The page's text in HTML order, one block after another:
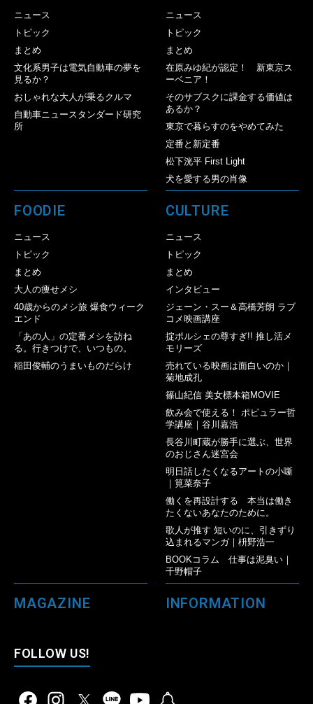
ニュース
トピック
まとめ
文化系男子は電気自動車の夢を
見るか？
おしゃれな大人が乗るクルマ
自動車ニュースタンダード研究
所
ニュース
トピック
まとめ
在原みゆ紀が認定！ 新東京ス
ーベニア！
そのサブスクに課金する価値は
あるか？
東京で暮らすのをやめてみた
定番と新定番
松下洸平 First Light
犬を愛する男の肖像
FOODIE
ニュース
トピック
まとめ
大人の痩せメシ
40歳からのメシ旅 爆食ウィーク
エンド
「あの人」の定番メシを訪ね
る。行きつけで、いつもの。
稲田俊輔のうまいものだらけ
CULTURE
ニュース
トピック
まとめ
インタビュー
ジェーン・スー＆高橋芳朗 ラブ
コメ映画講座
掟ポルシェの尊すぎ!! 推し活メ
モリーズ
売れている映画は面白いのか｜
菊地成孔
篠山紀信 美女標本箱MOVIE
飲み会で使える！ ポピュラー哲
学講座｜谷川嘉浩
長谷川町蔵が勝手に選ぶ、世界
のおじさん迷宮会
明日話したくなるアートの小噺
｜筧菜奈子
働くを再設計する 本当は働き
たくないあなたのために。
歌人が推す 短いのに、引きずり
込まれるマンガ｜枡野浩一
BOOKコラム 仕事は泥臭い｜
千野帽子
MAGAZINE INFORMATION
FOLLOW US!